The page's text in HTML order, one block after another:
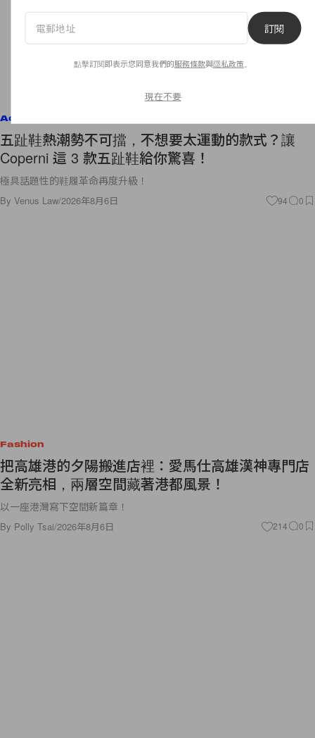
Accessories
五趾鞋熱潮勢不可擋，不想要太運動的款式？讓
Coperni 這 3 款五趾鞋給你驚喜！
極具話題性的鞋履革命再度升級！
By Venus Law/2026年8月6日 94 0
Fashion
把高雄港的夕陽搬進店裡：愛馬仕高雄漢神專門店
全新亮相，兩層空間藏著港都風景！
以一座港灣寫下空間新篇章！
By Polly Tsai/2026年8月6日 214 0
訂閱
點擊訂閱即表示您同意我們的服務條款與隱私政策
現在不要